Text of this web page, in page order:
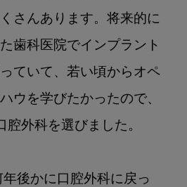
さんあります。将来的に
歯科医院でインプラント
ていて、若い頃からオペ
ウを学びたかったので、
外科を選びました。
年後かに口腔外科に戻っ